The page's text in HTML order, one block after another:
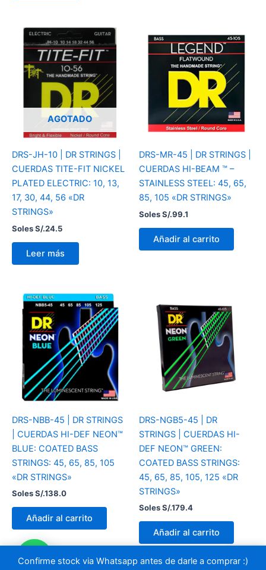
Confirme stock via Whatsapp antes de darle a comprar :)
AGOTADO
DRS-JH-10 | DR STRINGS |
CUERDAS TITE-FIT NICKEL
PLATED ELECTRIC: 10, 13,
17, 30, 44, 56 «DR
STRINGS»
Soles S/.24.5
Leer más
DRS-MR-45 | DR STRINGS |
CUERDAS HI-BEAM ™ –
STAINLESS STEEL: 45, 65,
85, 105 «DR STRINGS»
Soles S/.99.1
Añadir al carrito
DRS-NBB-45 | DR STRINGS
| CUERDAS HI-DEF NEON™
BLUE: COATED BASS
STRINGS: 45, 65, 85, 105
«DR STRINGS»
Soles S/.138.0
Añadir al carrito
DRS-NGB5-45 | DR
STRINGS | CUERDAS HI-
DEF NEON™ GREEN:
COATED BASS STRINGS:
45, 65, 85, 105, 125 «DR
STRINGS»
Soles S/.179.4
Añadir al carrito